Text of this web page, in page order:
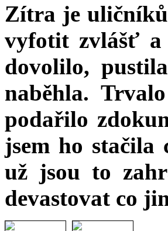
Zítra je
vyfotit zvlášť a
dovolilo,
naběhla.
podařilo
jsem ho stačila
už jsou to
devastovat co